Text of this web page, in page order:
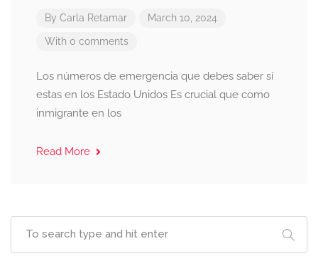
By Carla Retamar March 10, 2024
With 0 comments
Los números de emergencia que debes saber sí
estas en los Estado Unidos Es crucial que como
inmigrante en los
Read More